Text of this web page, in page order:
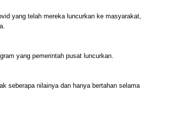
yang telah mereka luncurkan ke masyarakat,
yang pemerintah pusat luncurkan.
seberapa nilainya dan hanya bertahan selama